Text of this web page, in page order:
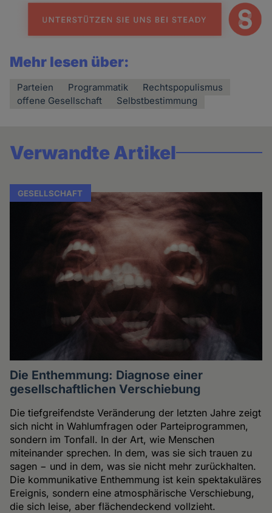
Mehr lesen über:
Parteien Programmatik
Rechtspopulismus
offene Gesellschaft
Selbstbestimmung
Verwandte Artikel
GESELLSCHAFT
Die Enthemmung: Diagnose einer
gesellschaftlichen Verschiebung
Die tiefgreifendste Veränderung der letzten Jahre zeigt
sich nicht in Wahlumfragen oder Parteiprogrammen,
sondern im Tonfall. In der Art, wie Menschen
miteinander sprechen. In dem, was sie sich trauen zu
sagen − und in dem, was sie nicht mehr zurückhalten.
Die kommunikative Enthemmung ist kein spektakuläres
Ereignis, sondern eine atmosphärische Verschiebung,
die sich leise, aber flächendeckend vollzieht.